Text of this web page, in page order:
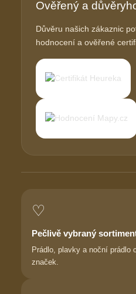
Ověřený a
Důvěru našich zákaznic
hodnocení a ověřené
♡
Pečlivě vybraný
Prádlo, plavky a noční prádlo
značek.